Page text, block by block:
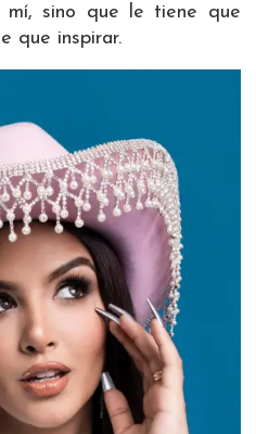
sino que le tiene que
que inspirar.